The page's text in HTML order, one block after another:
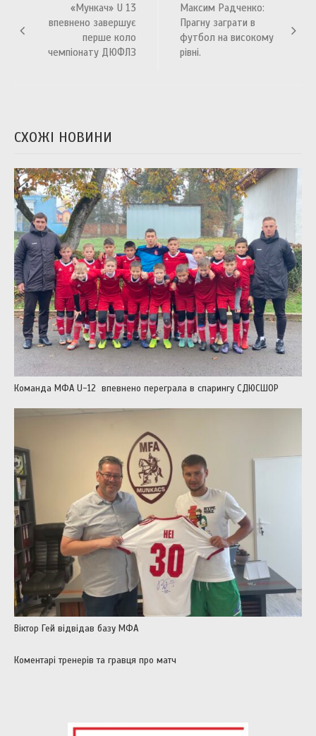
записів«Мункач» U 13
впевнено завершує
перше коло
чемпіонату ДЮФЛЗ
Максим Радченко:
Прагну заграти в
футбол на високому
рівні.
СХОЖІ НОВИНИ
Команда МФА U-12 впевнено переграла в спарингу СДЮСШОР
Віктор Гей відвідав базу МФА
Коментарі тренерів та гравця про матч